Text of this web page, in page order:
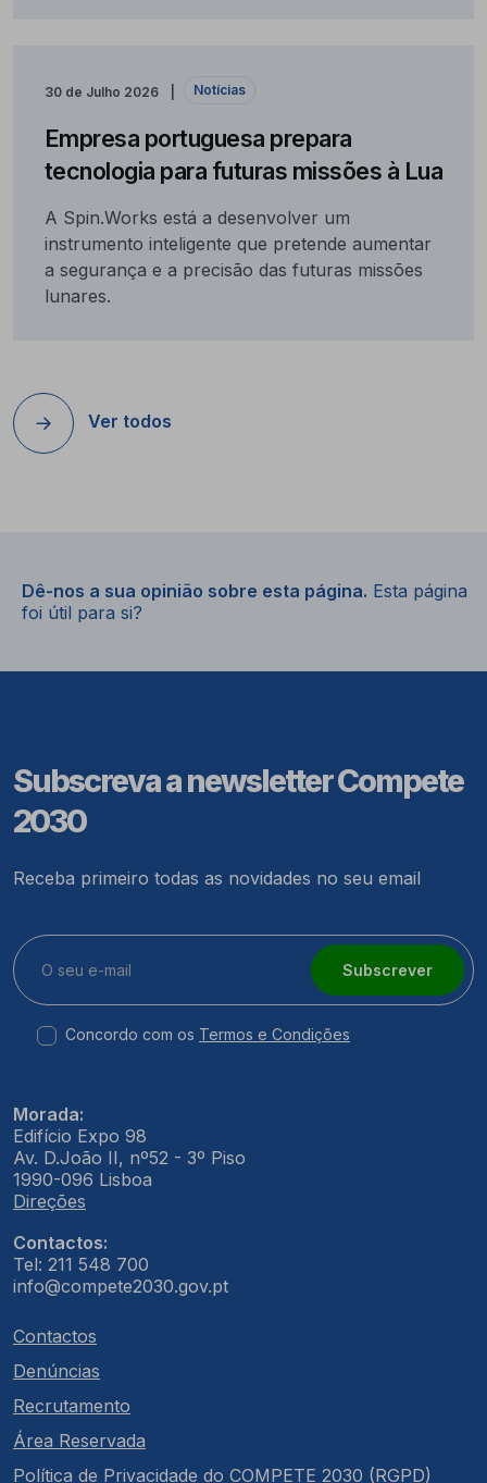
30 de Julho 2026 Notícias
Empresa portuguesa prepara
tecnologia para futuras missões à Lua
A Spin.Works está a desenvolver um
instrumento inteligente que pretende aumentar
a segurança e a precisão das futuras missões
lunares.
Ver todos
Dê-nos a sua opinião sobre esta página. Esta página
foi útil para si?
Subscreva a newsletter Compete
2030
Receba primeiro todas as novidades no seu email
Subscrever
Concordo com os Termos e Condições
Morada:
Edifício Expo 98
Av. D.João II, nº52 - 3º Piso
1990-096 Lisboa
Direções
Contactos:
Tel: 211 548 700
info@compete2030.gov.pt
Contactos
Denúncias
Recrutamento
Área Reservada
Política de Privacidade do COMPETE 2030 (RGPD)